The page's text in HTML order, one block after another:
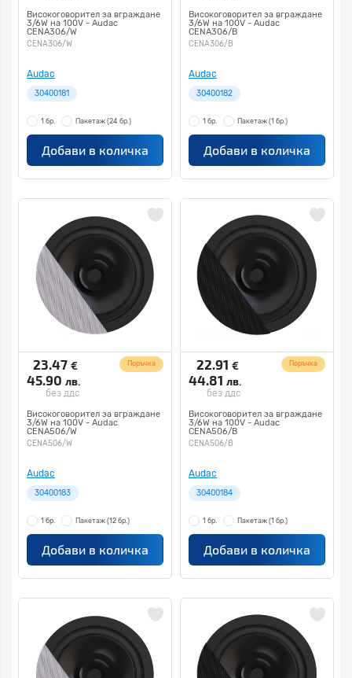
Високоговорител за вграждане
3/6W на 100V - Audac
CENA306/W
CENA306/W
Audac
30400181
1 бр. Пакетаж (24 бр.)
Добави в количка
Високоговорител за вграждане
3/6W на 100V - Audac
CENA306/B
CENA306/B
Audac
30400182
1 бр. Пакетаж (1 бр.)
Добави в количка
23.47 €
45.90 лв.
без ддс
Поръчка
Високоговорител за вграждане
3/6W на 100V - Audac
CENA506/W
CENA506/W
Audac
30400183
1 бр. Пакетаж (12 бр.)
Добави в количка
22.91 €
44.81 лв.
без ддс
Поръчка
Високоговорител за вграждане
3/6W на 100V - Audac
CENA506/B
CENA506/B
Audac
30400184
1 бр. Пакетаж (1 бр.)
Добави в количка